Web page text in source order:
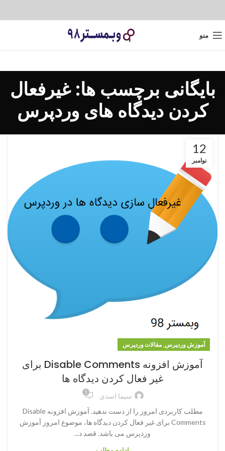
منو
بایگانی برچسب ها: غیرفعال
کردن دیدگاه های وردپرس
12
نوامبر
آموزش وردپرس, مقالات وردپرس
آموزش افزونه Disable Comments برای
غیر فعال کردن دیدگاه ها
سیما اسدی 1
مطلب کاربردی امروز را از دست ندهید. آموزش افزونه Disable
Comments برای غیر فعال کردن دیدگاه ها، موضوع امروز آموزش
وردپرس می باشد. قصد د...